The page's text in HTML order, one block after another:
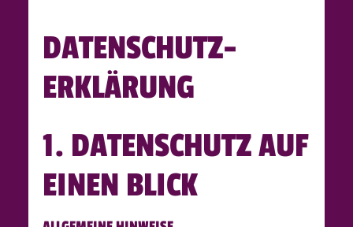
DATENSCHUTZ­
ERKLÄRUNG
1. DATENSCHUTZ AUF
EINEN BLICK